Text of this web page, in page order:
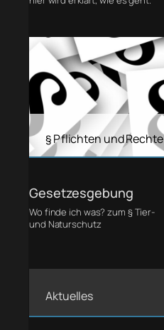
§ Pflichten und Rechte
Gesetzesgebung
Wo finde ich was? zum § Tier-
und Naturschutz
Aktuelles